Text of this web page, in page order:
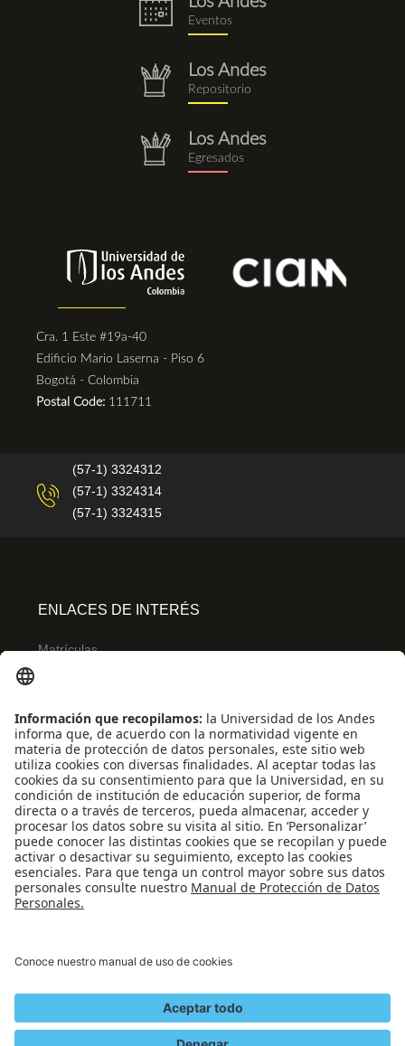
eventos.png
Eventos
repositorio.png
Los Andes
Repositorio
repositorio.png
Los Andes
Egresados
Cra. 1 Este #19a-40
Edificio Mario Laserna - Piso 6
Bogotá - Colombia
Postal Code: 111711
(57-1) 3324312
(57-1) 3324314
(57-1) 3324315
ENLACES DE INTERÉS
Matrículas
Biblioteca
Eventos
Educación continua
SCOPUS
Decanatura de Estudiantes
WEB OF SCIENCE
Reconocimiento como Universidad: Decreto 1297 del 30 de mayo de 1964.
Reconocimiento personería jurídica: Resolución 28 del 23 de febrero de 1949